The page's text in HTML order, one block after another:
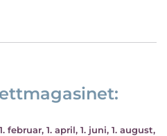
1. februar, 1. april, 1. juni, 1. august,